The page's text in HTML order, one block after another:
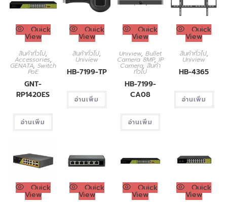
Quick
View
สินค้าทั่วไป,
Accessories,
GENATA, Switch
PoE
GNT-
RP1420ES
อ่านเพิ่ม
Quick
View
สินค้าทั่วไป,
Uniview
HB-7199-TP
อ่านเพิ่ม
Quick
View
Uniview, Bullet
Camera 8MP, IP
Camera, สินค้า
ทั่วไป
HB-7199-
CA08
อ่านเพิ่ม
Quick
View
สินค้าทั่วไป,
Uniview
HB-4365
อ่านเพิ่ม
Quick
View
Quick
View
Quick
View
Quick
View